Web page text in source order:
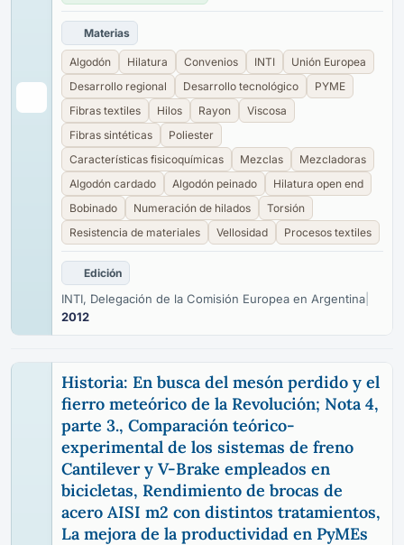
Materias
Algodón Hilatura Convenios INTI
Unión Europea
Desarrollo regional
Desarrollo tecnológico
PYME
Fibras textiles
Hilos Rayon
Viscosa
Fibras sintéticas
Poliester
Características fisicoquímicas
Mezclas
Mezcladoras
Algodón cardado
Algodón peinado
Hilatura open end
Bobinado
Numeración de hilados
Torsión
Resistencia de materiales
Vellosidad Procesos textiles
Edición
INTI, Delegación de la Comisión Europea en Argentina
2012
Historia: En busca del mesón perdido y el
fierro meteórico de la Revolución; Nota 4,
parte 3., Comparación teórico-
experimental de los sistemas de freno
Cantilever y V-Brake empleados en
bicicletas, Rendimiento de brocas de
acero AISI m2 con distintos tratamientos,
La mejora de la productividad en PyMEs